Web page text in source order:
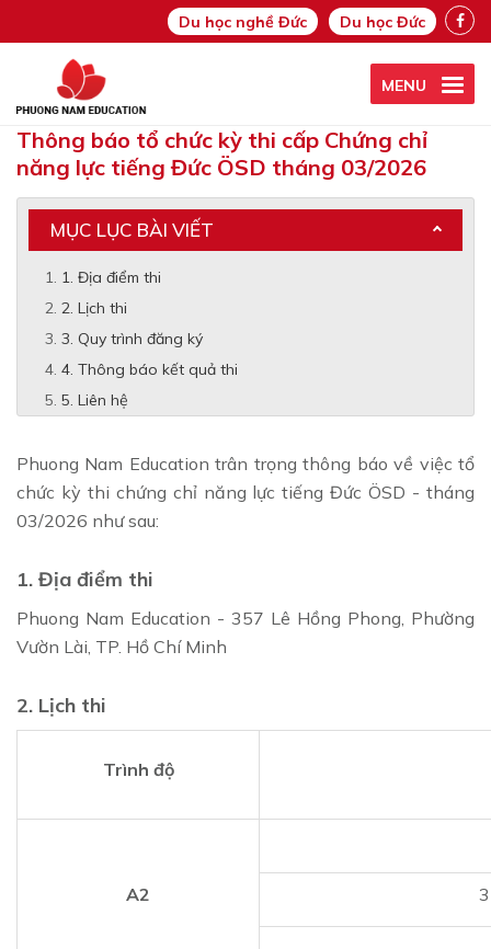
Du học nghề Đức Du học Đức
MENU
Thông báo tổ chức kỳ thi cấp Chứng chỉ
năng lực tiếng Đức ÖSD tháng 03/2026
MỤC LỤC BÀI VIẾT
1. Địa điểm thi
2. Lịch thi
3. Quy trình đăng ký
4. Thông báo kết quả thi
5. Liên hệ
Phuong Nam Education trân trọng thông báo về việc tổ
chức kỳ thi chứng chỉ năng lực tiếng Đức ÖSD - tháng
03/2026 như sau:
1. Địa điểm thi
Phuong Nam Education - 357 Lê Hồng Phong, Phường
Vườn Lài, TP. Hồ Chí Minh
2. Lịch thi
Trình độ
A2